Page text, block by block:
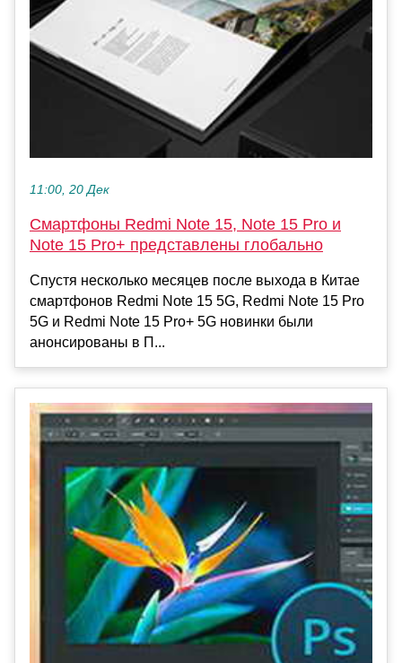
11:00, 20 Дек
Смартфоны Redmi Note 15, Note 15 Pro и
Note 15 Pro+ представлены глобально
Спустя несколько месяцев после выхода в Китае
смартфонов Redmi Note 15 5G, Redmi Note 15 Pro
5G и Redmi Note 15 Pro+ 5G новинки были
анонсированы в П...